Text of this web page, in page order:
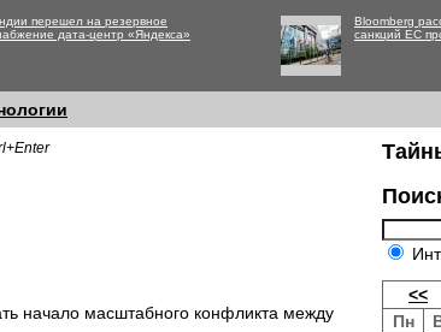
перешел на резервное
дата-центр «Яндекса»
Bloomberg
санкций ЕС
начало масштабного конфликта между
<<
Пн